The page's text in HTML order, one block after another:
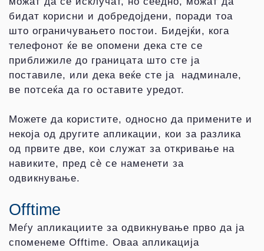
бидат корисни и добредојдени, поради тоа
што ограничувањето постои. Бидејќи, кога
телефонот ќе ве опомени дека сте се
приближиле до границата што сте ја
поставиле, или дека веќе сте ја надминале,
ве потсеќа да го оставите уредот.
Можете да користите, односно да примените и
некоја од другите апликации, кои за разлика
од првите две, кои служат за откривање на
навиките, пред сè се наменети за
одвикнување.
Offtime
Меѓу апликациите за одвикнување прво да ја
споменеме Offtime. Оваа апликација